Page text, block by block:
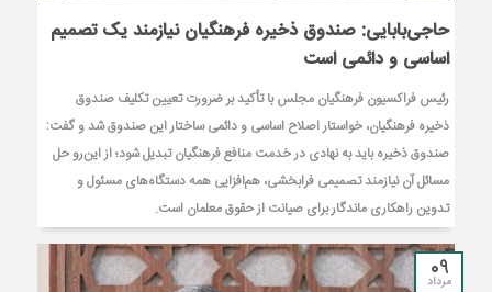
حاجی‌بابایی: صندوق ذخیره فرهنگیان نیازمند یک تصمیم
اساسی و دائمی است
رئیس فراکسیون فرهنگیان مجلس با تأکید بر ضرورت تعیین تکلیف صندوق
ذخیره فرهنگیان، خواستار اصلاح اساسی و دائمی ساختار این صندوق شد و گفت:
صندوق ذخیره باید به نهادی در خدمت منافع فرهنگیان تبدیل شود؛ از این‌رو حل
مسائل آن نیازمند تصمیمی فرابخشی، هم‌افزایی همه دستگاه‌های مسئول و
تدوین راهکاری ماندگار برای صیانت از حقوق معلمان است.
09
مرداد